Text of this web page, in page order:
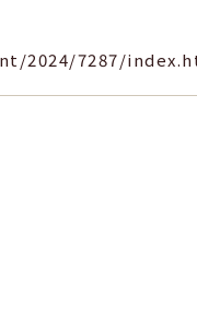
2024/7287/